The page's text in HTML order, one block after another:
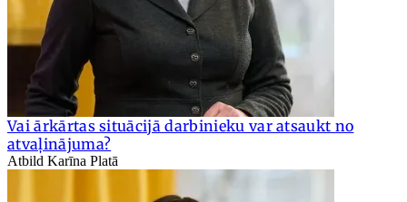
Vai ārkārtas situācijā darbinieku var atsaukt no
atvaļinājuma?
Atbild Karīna Platā